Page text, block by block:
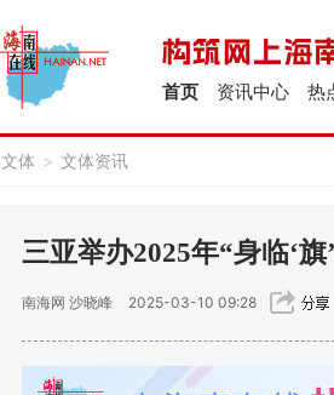
热
资讯中心
首页
文体 > 文体资讯
三亚举办2025年“身临‘
南海网 沙晓峰 2025-03-10 09:28